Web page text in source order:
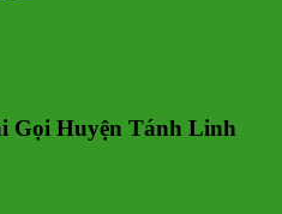
Gọi Huyện Tánh Linh